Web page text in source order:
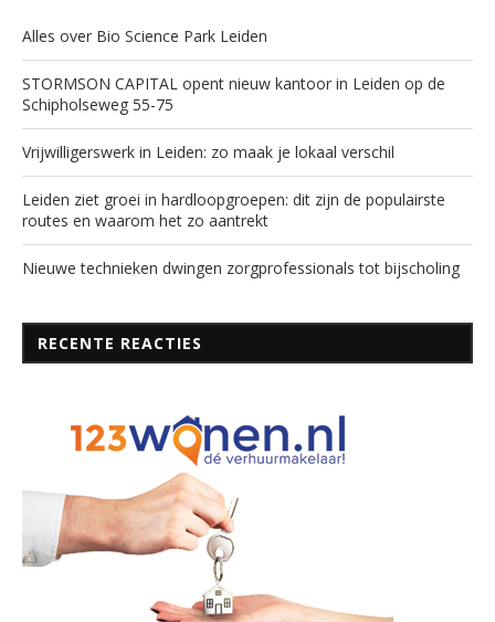
Alles over Bio Science Park Leiden
STORMSON CAPITAL opent nieuw kantoor in Leiden op de
Schipholseweg 55-75
Vrijwilligerswerk in Leiden: zo maak je lokaal verschil
Leiden ziet groei in hardloopgroepen: dit zijn de populairste
routes en waarom het zo aantrekt
Nieuwe technieken dwingen zorgprofessionals tot bijscholing
RECENTE REACTIES